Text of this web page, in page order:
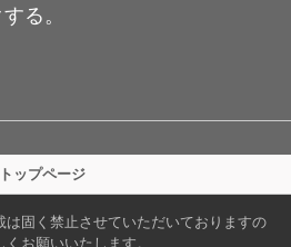
る。
トップページ
は固く禁止させていただいておりますの
くお願いいたします。